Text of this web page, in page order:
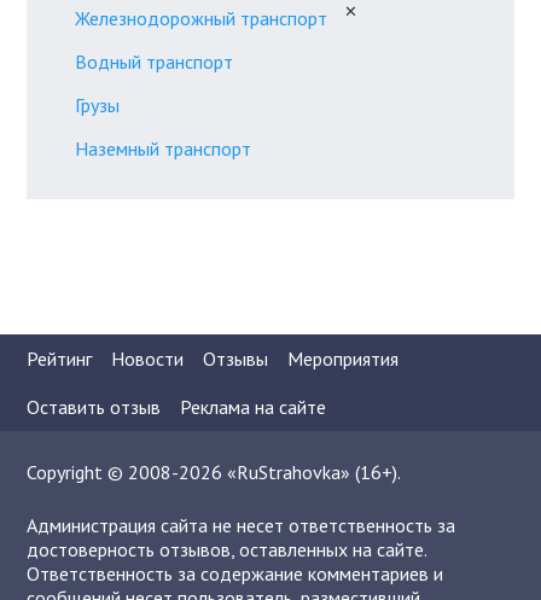
Железнодорожный транспорт
✕
Водный транспорт
Грузы
Наземный транспорт
Рейтинг Новости Отзывы
Мероприятия
Оставить отзыв
Реклама на сайте
Copyright © 2008-2026 «RuStrahovka» (16+).
Администрация сайта не несет ответственность за
достоверность отзывов, оставленных на сайте.
Ответственность за содержание комментариев и